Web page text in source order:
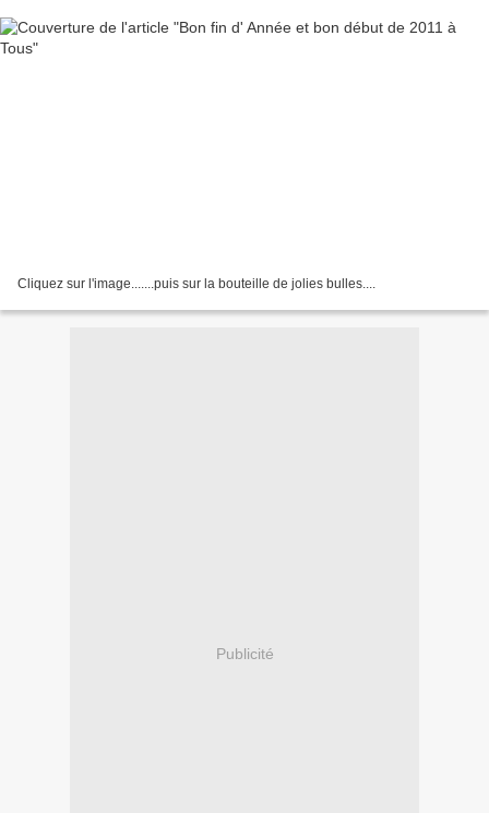
Cliquez sur l'image.......puis sur la bouteille de jolies bulles....
Publicité